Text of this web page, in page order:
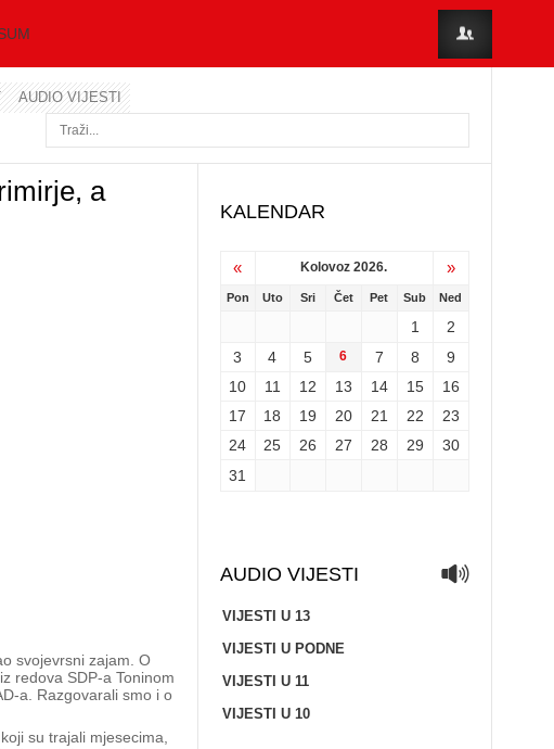
AUDIO VIJESTI
a
svojevrsni zajam. O
redova SDP-a Toninom
a. Razgovarali smo i o
su trajali mjesecima,
KALENDAR
« Kolovoz 2026. »
Pon Uto Sri Čet Pet Sub Ned
1
2
3
4 5 6 7 8
9
10
11 12 13 14 15
16
17
18 19 20 21 22
23
24
25 26 27 28 29
30
31
AUDIO VIJESTI
VIJESTI U 13
VIJESTI U PODNE
VIJESTI U 11
VIJESTI U 10